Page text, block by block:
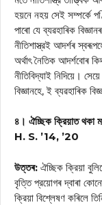
হয়নে নহয় সেই সম্পর্কে
পাৰো যে ব্যৱহাৰিক
নীতিশাস্ত্রই আদৰ্শৰ
অর্থাৎ নৈতিক আদর্শবোৰ
নীতিবিদ্যাই নিদিয়ে।
বিজ্ঞানহে, ই ব্যৱহাৰিক
৪। ঐচ্ছিক ক্রিয়াত থকা
H. S. ’14, ’20
উত্তৰ: ঐচ্ছিক ক্রিয়া
বৃত্তি প্রয়োগৰ দ্বাৰা
ক্রিয়া বিশ্লেষণ কৰিলে